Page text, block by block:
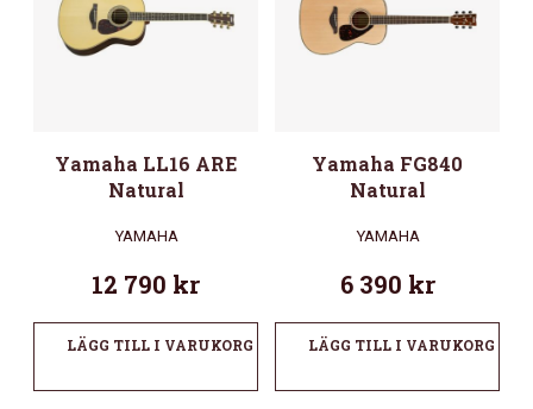
Yamaha LL16 ARE
Natural
YAMAHA
12 790 kr
LÄGG TILL I VARUKORG
Yamaha FG840
Natural
YAMAHA
6 390 kr
LÄGG TILL I VARUKORG